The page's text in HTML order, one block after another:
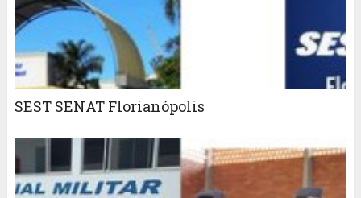
SEST SENAT Florianópolis